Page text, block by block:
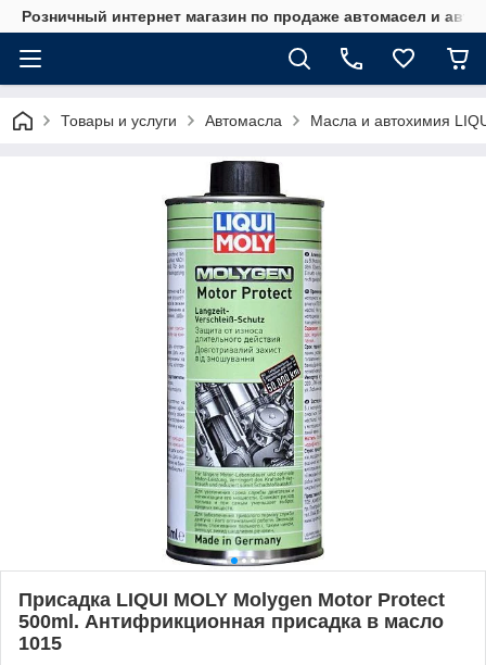
Розничный интернет магазин по продаже автомасел и
Товары и услуги Автомасла Масла и автохимия
Присадка LIQUI MOLY Molygen Motor Protect
500ml. Антифрикционная присадка в масло
1015